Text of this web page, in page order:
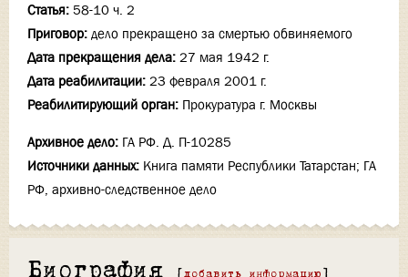
Статья: 58-10 ч. 2
Приговор: дело прекращено за смертью обвиняемого
Дата прекращения дела: 27 мая 1942 г.
Дата реабилитации: 23 февраля 2001 г.
Реабилитирующий орган: Прокуратура г. Москвы
Архивное дело: ГА РФ. Д. П-10285
Источники данных: Книга памяти Республики Татарстан; ГА
РФ, архивно-следственное дело
Биография [ добавить информацию ]